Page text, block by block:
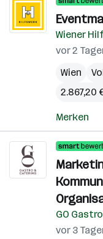
Wiener
vor 2
Wien
2.867,20
Merken
GO
vor 3